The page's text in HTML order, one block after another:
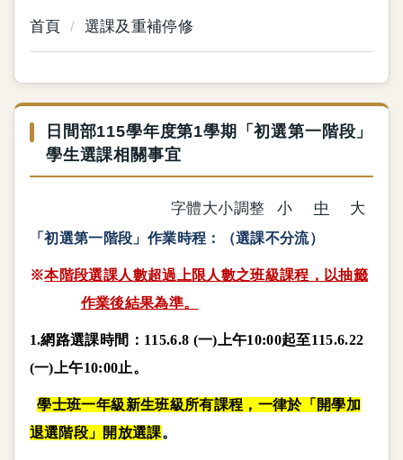
首頁 選課及重補停修
日間部115學年度第1學期「初選第一階段」
學生選課相關事宜
字體大小調整 小 中 大
「初選第一階段」作業時程：（選課不分流）
※本階段選課人數超過上限人數之班級課程，以抽籤
作業後結果為準。
1.網路選課時間： 115.6.8 (一) 上午10:00起至115.6.22
(一) 上午10:00止。
學士班一年級新生班級所有課程，一律於「開學加
退選階段」開放選課。